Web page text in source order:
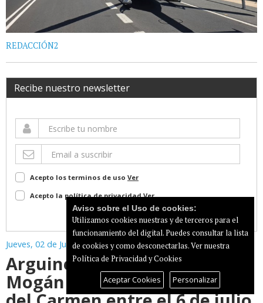
REDACCIÓN2
Recibe nuestro newsletter
Acepto los terminos de uso Ver
Acepto la política de privacidadVer
Jueves, 02 de Julio de 2026
Arguineguín y Playa de
Mogán celebrarán las fiestas
Aviso sobre el Uso de cookies:
Utilizamos cookies nuestras y de terceros para el
funcionamiento del digital. Puedes consultar la lista
de cookies y como desconectarlas.Ver nuestra
Política de Privacidad y Cookies
Aceptar Cookies Personalizar